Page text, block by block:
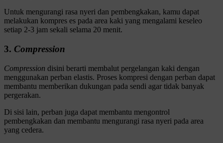
Untuk mengurangi rasa nyeri dan pembengkakan, kamu dapat
melakukan kompres es pada area kaki yang mengalami keseleo
setiap 2-3 jam sekali selama 20 menit.
3. Compression
Compression disini berarti membalut pergelangan kaki dengan
menggunakan perban elastis. Proses kompresi dengan perban dapat
membantu memberikan dukungan pada sendi agar tidak banyak
pergerakan.
Di sisi lain, perban juga dapat membantu mengontrol
pembengkakan dan membantu mengurangi rasa nyeri pada area
yang cedera.